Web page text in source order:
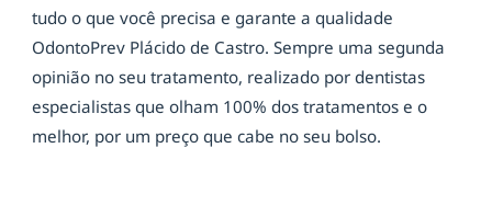
tudo o que você precisa e garante a qualidade
OdontoPrev Plácido de Castro. Sempre uma segunda
opinião no seu tratamento, realizado por dentistas
especialistas que olham 100% dos tratamentos e o
melhor, por um preço que cabe no seu bolso.